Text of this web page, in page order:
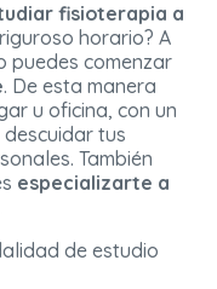
fisioterapia a
horario? A
puedes comenzar
. De esta manera
u oficina, con un
tus
También
especializarte a
de estudio